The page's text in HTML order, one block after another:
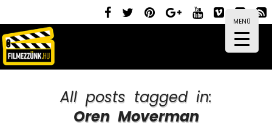
MENÜ
All posts tagged in:
Oren Moverman